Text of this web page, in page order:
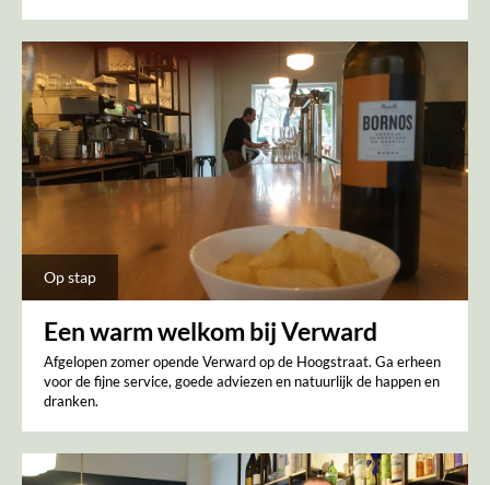
Op stap
Een warm welkom bij Verward
Afgelopen zomer opende Verward op de Hoogstraat. Ga erheen
voor de fijne service, goede adviezen en natuurlijk de happen en
dranken.